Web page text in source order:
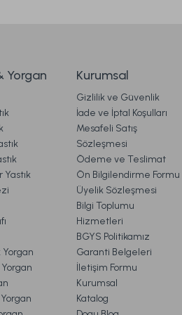
5.999,00 TL
Ücretsiz Kargo
Yorgan Çift King Size - Beyaz
Ücretsiz Kargo
Tek Kişilik - Beyaz
Yorgan
Yastık
Yorgan
Kurumsal
Gizlilik ve Güvenlik
İade ve İptal Koşulları
Mesafeli Satış
Sözleşmesi
Ödeme ve Teslimat
Ön Bilgilendirme Formu
Üyelik Sözleşmesi
Bilgi Toplumu
Hizmetleri
BGYS Politikamız
Garanti Belgeleri
İletişim Formu
Kurumsal
Katalog